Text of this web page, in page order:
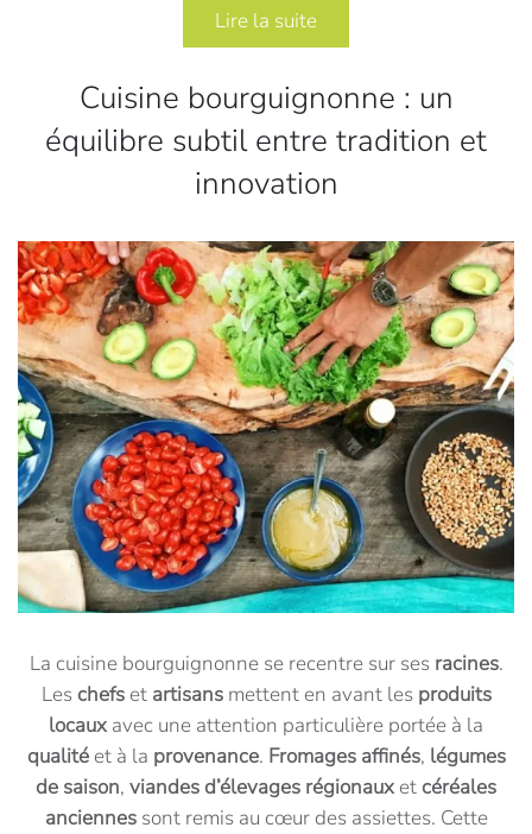
Lire la suite
Cuisine bourguignonne : un
équilibre subtil entre tradition et
innovation
La cuisine bourguignonne se recentre sur ses racines.
Les chefset artisansmettent en avant les produits
locaux avec une attention particulière portée à la
qualitéet à la provenance. Fromages affinés, légumes
de saison, viandes d’élevages régionaux et céréales
anciennessont remis au cœur des assiettes. Cette